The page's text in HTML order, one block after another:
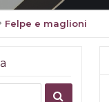
Felpe e maglioni